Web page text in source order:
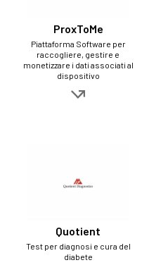
ProxToMe
Piattaforma Software per
raccogliere, gestire e
monetizzare i dati associati al
dispositivo
Quotient
Test per diagnosi e cura del
diabete